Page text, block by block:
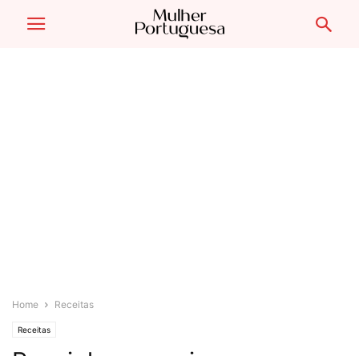
Home Receitas
Receitas